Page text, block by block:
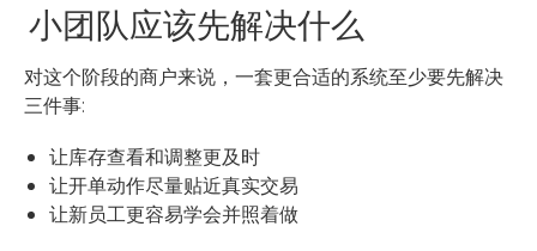
小团队应该先解决什么
对这个阶段的商户来说，一套更合适的系统至少要先解决
三件事:
让库存查看和调整更及时
让开单动作尽量贴近真实交易
让新员工更容易学会并照着做